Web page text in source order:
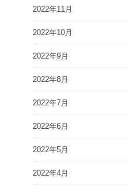
2022年11月
2022年10月
2022年9月
2022年8月
2022年7月
2022年6月
2022年5月
2022年4月